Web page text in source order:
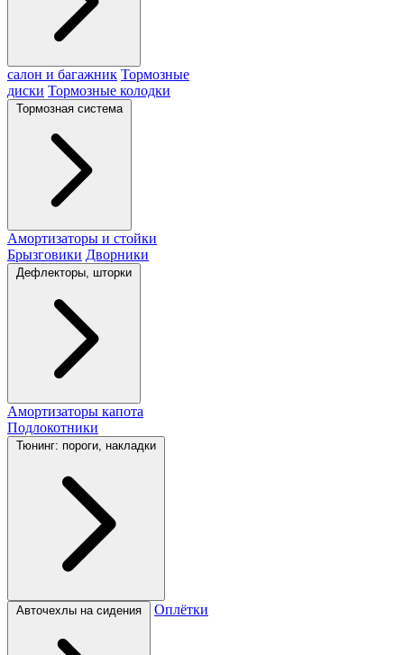
салон и багажник Тормозные
диски Тормозные колодки
Тормозная система
Амортизаторы и стойки
Брызговики Дворники
Дефлекторы, шторки
Амортизаторы капота
Подлокотники
Тюнинг: пороги, накладки
Авточехлы на сидения Оплётки